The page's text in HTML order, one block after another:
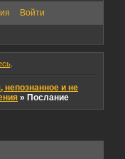
Войти
.
непознанное и не
»Послание